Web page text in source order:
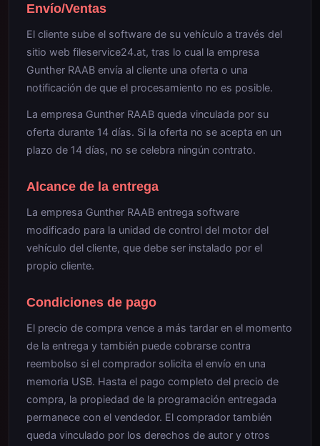
Envío/Ventas
El cliente sube el software de su vehículo a través del
sitio web fileservice24.at, tras lo cual la empresa
Gunther RAAB envía al cliente una oferta o una
notificación de que el procesamiento no es posible.
La empresa Gunther RAAB queda vinculada por su
oferta durante 14 días. Si la oferta no se acepta en un
plazo de 14 días, no se celebra ningún contrato.
Alcance de la entrega
La empresa Gunther RAAB entrega software
modificado para la unidad de control del motor del
vehículo del cliente, que debe ser instalado por el
propio cliente.
Condiciones de pago
El precio de compra vence a más tardar en el momento
de la entrega y también puede cobrarse contra
reembolso si el comprador solicita el envío en una
memoria USB. Hasta el pago completo del precio de
compra, la propiedad de la programación entregada
permanece con el vendedor. El comprador también
queda vinculado por los derechos de autor y otros